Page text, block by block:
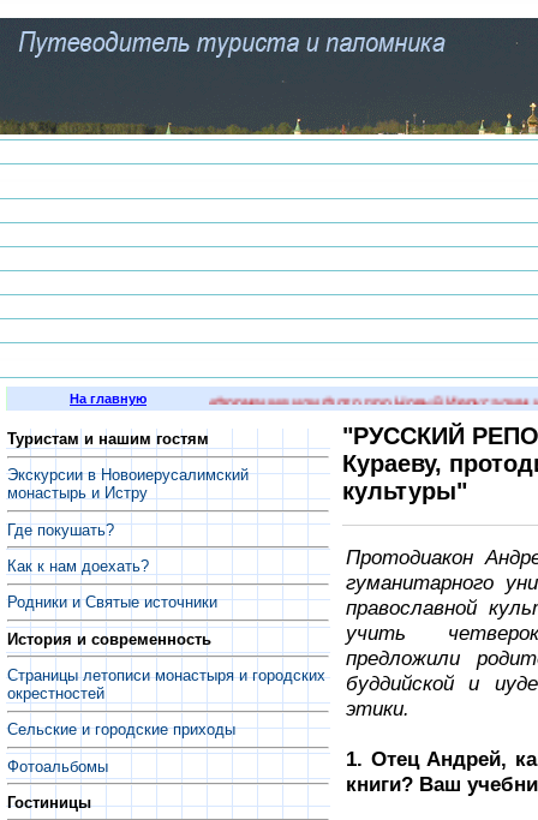
На главную
историческая информация или фото про Новый
Туристам и нашим гостям
Экскурсии в Новоиерусалимский
монастырь и Истру
Где покушать?
Как к нам доехать?
Родники и Святые источники
История и современность
Страницы летописи монастыря и городских
окрестностей
Сельские и городские приходы
Фотоальбомы
Гостиницы
"РУССКИЙ
Кураеву,
культуры"
Протодиакон
гуманитарного
православной
учить
предложили
буддийской и
этики.
1. Отец Андрей,
книги? Ваш